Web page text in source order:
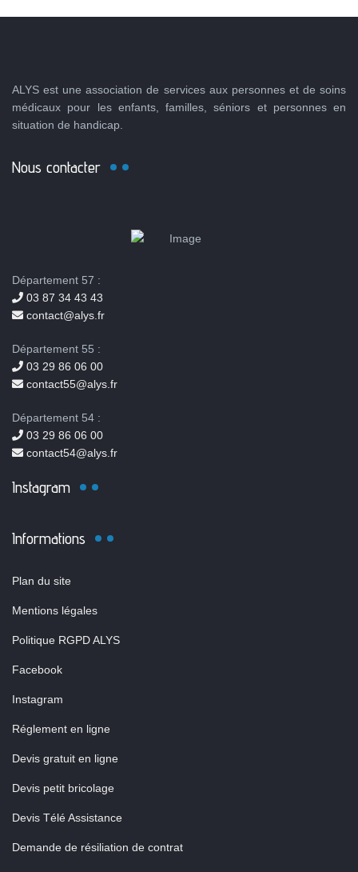
ALYS est une association de services aux personnes et de soins
médicaux pour les enfants, familles, séniors et personnes en
situation de handicap.
Nous contacter
Département 57 :
03 87 34 43 43
contact@alys.fr
Département 55 :
03 29 86 06 00
contact55@alys.fr
Département 54 :
03 29 86 06 00
contact54@alys.fr
Instagram
Informations
Plan du site
Mentions légales
Politique RGPD ALYS
Facebook
Instagram
Réglement en ligne
Devis gratuit en ligne
Devis petit bricolage
Devis Télé Assistance
Demande de résiliation de contrat